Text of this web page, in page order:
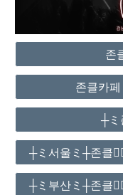
존
존클카
┼ミ
┼ミ서울ミ┼존클
┼ミ부산ミ┼존클